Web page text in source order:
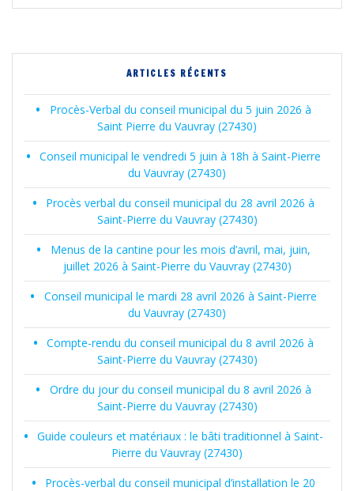
ARTICLES RÉCENTS
Procès-Verbal du conseil municipal du 5 juin 2026 à
Saint Pierre du Vauvray (27430)
Conseil municipal le vendredi 5 juin à 18h à Saint-Pierre
du Vauvray (27430)
Procès verbal du conseil municipal du 28 avril 2026 à
Saint-Pierre du Vauvray (27430)
Menus de la cantine pour les mois d’avril, mai, juin,
juillet 2026 à Saint-Pierre du Vauvray (27430)
Conseil municipal le mardi 28 avril 2026 à Saint-Pierre
du Vauvray (27430)
Compte-rendu du conseil municipal du 8 avril 2026 à
Saint-Pierre du Vauvray (27430)
Ordre du jour du conseil municipal du 8 avril 2026 à
Saint-Pierre du Vauvray (27430)
Guide couleurs et matériaux : le bâti traditionnel à Saint-
Pierre du Vauvray (27430)
Procès-verbal du conseil municipal d’installation le 20